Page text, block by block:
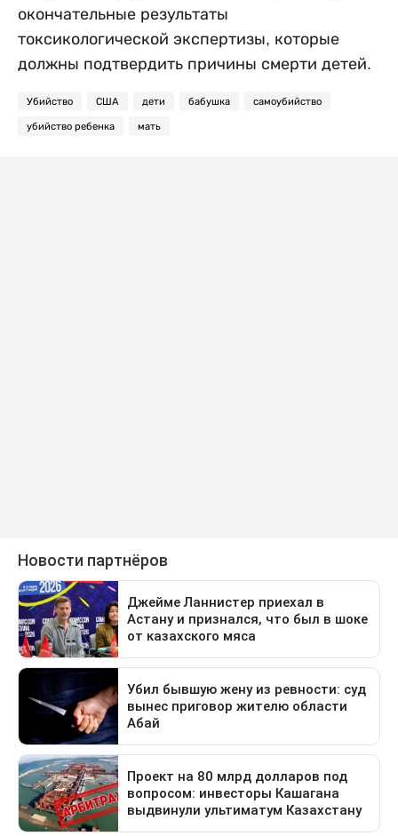
окончательные результаты
токсикологической экспертизы, которые
должны подтвердить причины смерти детей.
Убийство США дети бабушка самоубийство
убийство ребенка мать